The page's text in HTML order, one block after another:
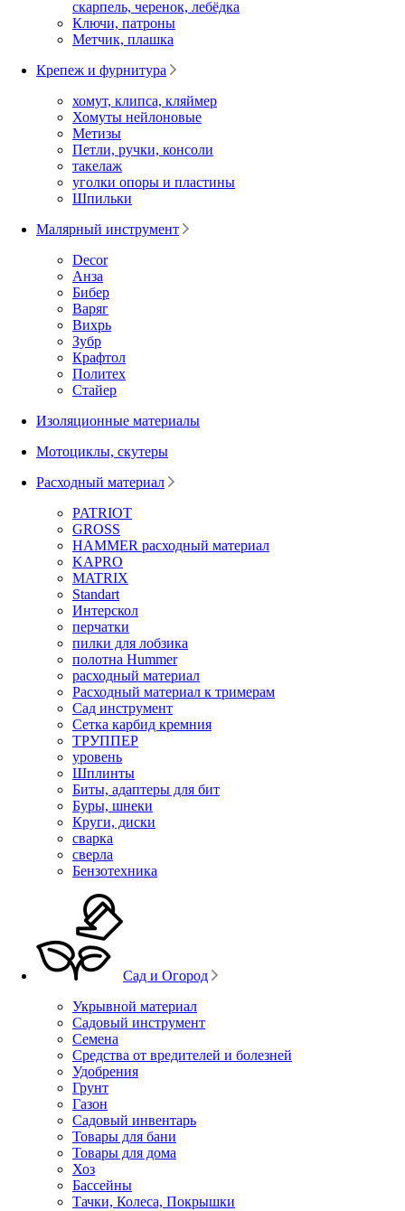
скарпель, черенок, лебёдка
Ключи, патроны
Метчик, плашка
Крепеж и фурнитура
хомут, клипса, кляймер
Хомуты нейлоновые
Метизы
Петли, ручки, консоли
такелаж
уголки опоры и пластины
Шпильки
Малярный инструмент
Decor
Анза
Бибер
Варяг
Вихрь
Зубр
Крафтол
Политех
Стайер
Изоляционные материалы
Мотоциклы, скутеры
Расходный материал
PATRIOT
GROSS
HAMMER расходный материал
KAPRO
MATRIX
Standart
Интерскол
перчатки
пилки для лобзика
полотна Hummer
расходный материал
Расходный материал к тримерам
Сад инструмент
Сетка карбид кремния
ТРУППЕР
уровень
Шплинты
Биты, адаптеры для бит
Буры, шнеки
Круги, диски
сварка
сверла
Бензотехника
Сад и Огород
Укрывной материал
Садовый инструмент
Семена
Средства от вредителей и болезней
Удобрения
Грунт
Газон
Садовый инвентарь
Товары для бани
Товары для дома
Хоз
Бассейны
Тачки, Колеса, Покрышки